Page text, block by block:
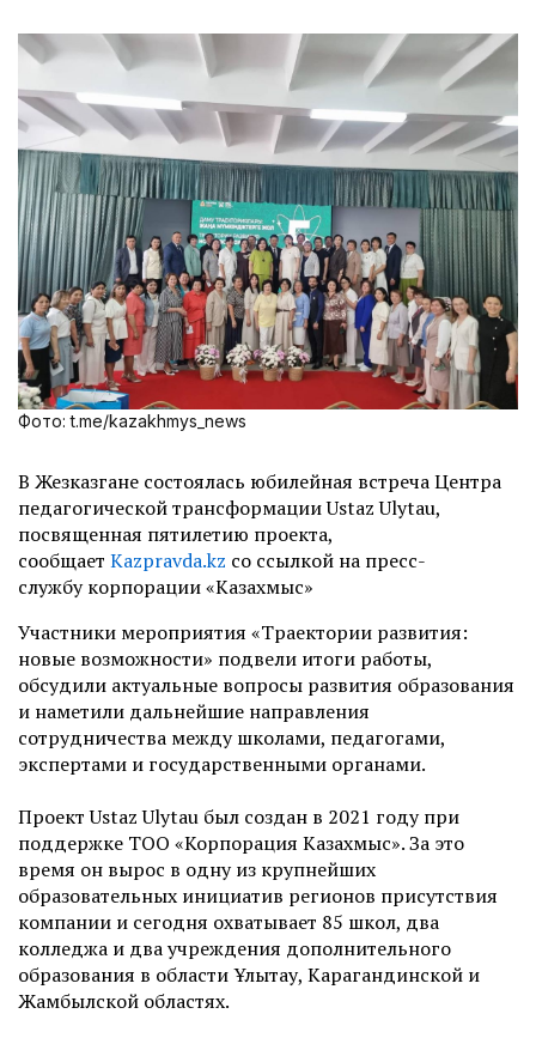
Фото: t.me/kazakhmys_news
В Жезказгане состоялась юбилейная встреча Центра
педагогической трансформации Ustaz Ulytau,
посвященная пятилетию проекта,
сообщает Kazpravda.kz со ссылкой на пресс-
службу корпорации «Казахмыс»
Участники мероприятия «Траектории развития:
новые возможности» подвели итоги работы,
обсудили актуальные вопросы развития образования
и наметили дальнейшие направления
сотрудничества между школами, педагогами,
экспертами и государственными органами.
Проект Ustaz Ulytau был создан в 2021 году при
поддержке ТОО «Корпорация Казахмыс». За это
время он вырос в одну из крупнейших
образовательных инициатив регионов присутствия
компании и сегодня охватывает 85 школ, два
колледжа и два учреждения дополнительного
образования в области Ұлытау, Карагандинской и
Жамбылской областях.